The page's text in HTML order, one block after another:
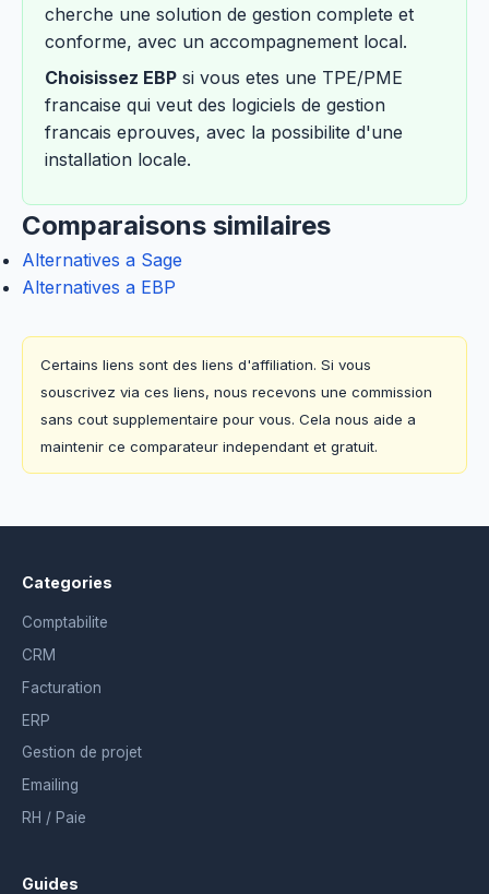
cherche une solution de gestion complete et
conforme, avec un accompagnement local.
Choisissez EBP si vous etes une TPE/PME
francaise qui veut des logiciels de gestion
francais eprouves, avec la possibilite d'une
installation locale.
Comparaisons similaires
Alternatives a Sage
Alternatives a EBP
Certains liens sont des liens d'affiliation. Si vous
souscrivez via ces liens, nous recevons une commission
sans cout supplementaire pour vous. Cela nous aide a
maintenir ce comparateur independant et gratuit.
Categories
Comptabilite
CRM
Facturation
ERP
Gestion de projet
Emailing
RH / Paie
Guides